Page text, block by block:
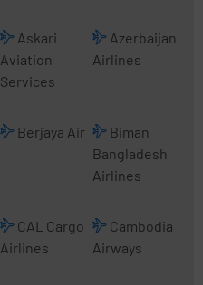
Askari
Aviation
Services
Azerbaijan
Airlines
Berjaya Air
Biman
Bangladesh
Airlines
CAL Cargo
Airlines
Cambodia
Airways